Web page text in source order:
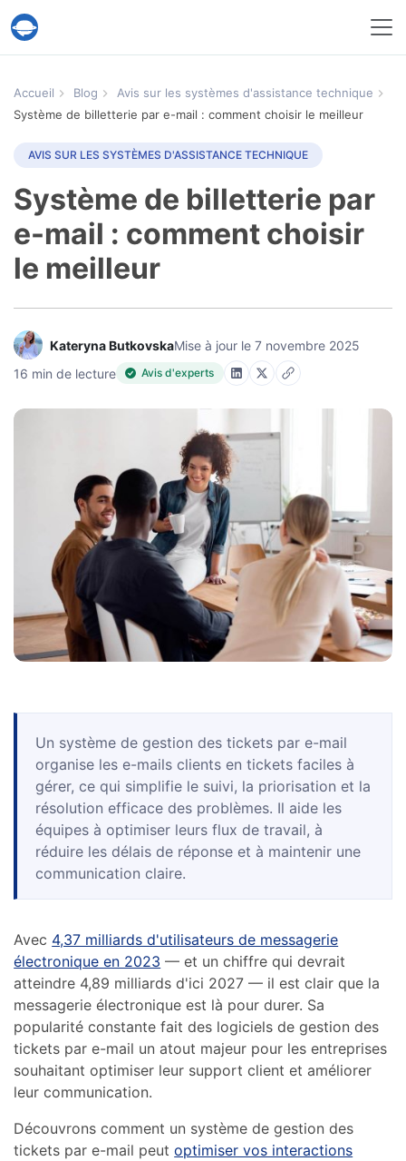
Service Help Desk Migration
Accueil Blog
Avis sur les systèmes d'assistance technique
Système de billetterie par e-mail : comment choisir le meilleur
AVIS SUR LES SYSTÈMES D'ASSISTANCE TECHNIQUE
Système de billetterie par
e-mail : comment choisir
le meilleur
Kateryna ButkovskaMise à jour le 7 novembre 2025
16 min de lecture
Avis d'experts
Un système de gestion des tickets par e-mail
organise les e-mails clients en tickets faciles à
gérer, ce qui simplifie le suivi, la priorisation et la
résolution efficace des problèmes. Il aide les
équipes à optimiser leurs flux de travail, à
réduire les délais de réponse et à maintenir une
communication claire.
Avec 4,37 milliards d'utilisateurs de messagerie
électronique en 2023 — et un chiffre qui devrait
atteindre 4,89 milliards d'ici 2027 — il est clair que la
messagerie électronique est là pour durer. Sa
popularité constante fait des logiciels de gestion des
tickets par e-mail un atout majeur pour les entreprises
souhaitant optimiser leur support client et améliorer
leur communication.
Découvrons comment un système de gestion des
tickets par e-mail peutoptimiser vos interactions